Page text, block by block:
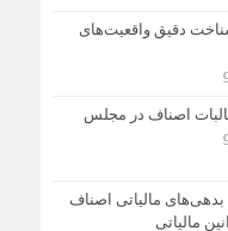
دقیق واقعیت‌های
اصناف در مجلس
مالیاتی اصناف
مالیاتی